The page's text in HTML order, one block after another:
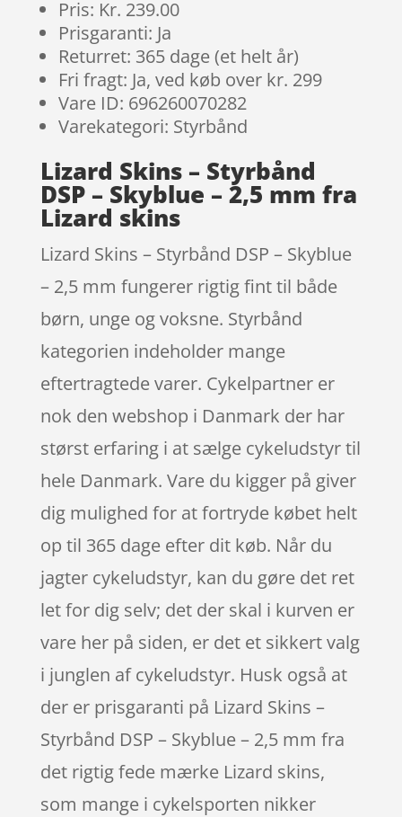
Pris: Kr. 239.00
Prisgaranti: Ja
Returret: 365 dage (et helt år)
Fri fragt: Ja, ved køb over kr. 299
Vare ID: 696260070282
Varekategori: Styrbånd
Lizard Skins – Styrbånd
DSP – Skyblue – 2,5 mm fra
Lizard skins
Lizard Skins – Styrbånd DSP – Skyblue
– 2,5 mm fungerer rigtig fint til både
børn, unge og voksne. Styrbånd
kategorien indeholder mange
eftertragtede varer. Cykelpartner er
nok den webshop i Danmark der har
størst erfaring i at sælge cykeludstyr til
hele Danmark. Vare du kigger på giver
dig mulighed for at fortryde købet helt
op til 365 dage efter dit køb. Når du
jagter cykeludstyr, kan du gøre det ret
let for dig selv; det der skal i kurven er
vare her på siden, er det et sikkert valg
i junglen af cykeludstyr. Husk også at
der er prisgaranti på Lizard Skins –
Styrbånd DSP – Skyblue – 2,5 mm fra
det rigtig fede mærke Lizard skins,
som mange i cykelsporten nikker